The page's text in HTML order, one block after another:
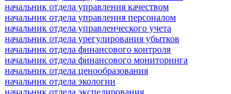
начальник отдела управления качеством
начальник отдела управления персоналом
начальник отдела управленческого учета
начальник отдела урегулирования убытков
начальник отдела финансового контроля
начальник отдела финансового мониторинга
начальник отдела ценообразования
начальник отдела экологии
начальник отдела экспедирования